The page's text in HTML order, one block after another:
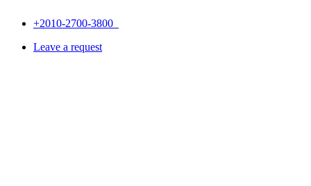
+2010-2700-3800
Leave a request